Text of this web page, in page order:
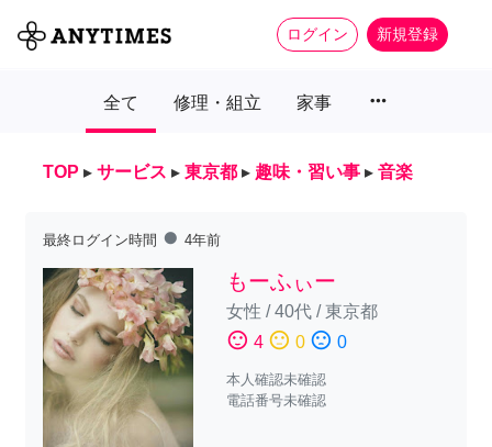
ログイン 新規登録
全て 修理・組立 家事 more_horiz
TOP ▸ サービス ▸ 東京都 ▸ 趣味・習い事 ▸ 音楽
最終ログイン時間 fiber_manual_record 4年前
もーふぃー
女性 /40代/東京都
sentiment_satisfied 4 sentiment_neutral 0 sentiment_dissatisfied 0
本人確認未確認
電話番号未確認